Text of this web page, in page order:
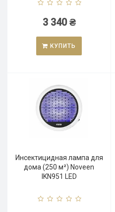
3 340 ₴
КУПИТЬ
Инсектицидная лампа для
дома (250 м²) Noveen
IKN951 LED